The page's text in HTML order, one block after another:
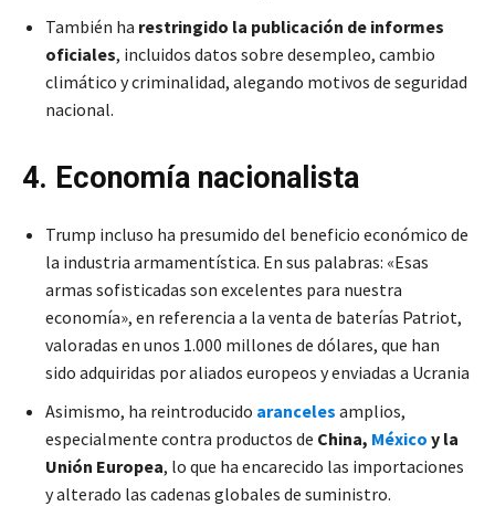
También ha restringido la publicación de informes
oficiales, incluidos datos sobre desempleo, cambio
climático y criminalidad, alegando motivos de seguridad
nacional.
4. Economía nacionalista
Trump incluso ha presumido del beneficio económico de
la industria armamentística. En sus palabras: «Esas
armas sofisticadas son excelentes para nuestra
economía», en referencia a la venta de baterías Patriot,
valoradas en unos 1.000 millones de dólares, que han
sido adquiridas por aliados europeos y enviadas a Ucrania
Asimismo, ha reintroducido aranceles amplios,
especialmente contra productos de China, México y la
Unión Europea, lo que ha encarecido las importaciones
y alterado las cadenas globales de suministro.